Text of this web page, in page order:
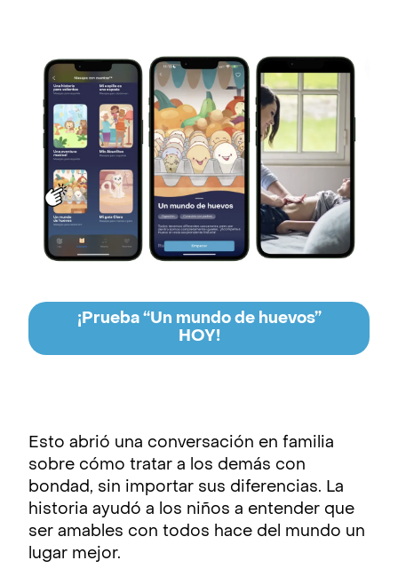
¡Prueba “Un mundo de huevos”
HOY!
Esto abrió una conversación en familia
sobre cómo tratar a los demás con
bondad, sin importar sus diferencias. La
historia ayudó a los niños a entender que
ser amables con todos hace del mundo un
lugar mejor.